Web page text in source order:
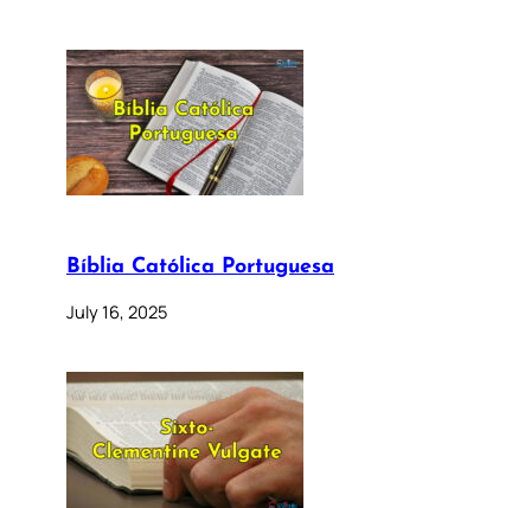
Bíblia Católica Portuguesa
July 16, 2025